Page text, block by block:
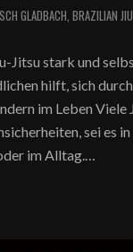
GLADBACH, BRAZILIAN
Jitsu stark und
hilft, sich
im Leben Viele
sei es in
im Alltag.…